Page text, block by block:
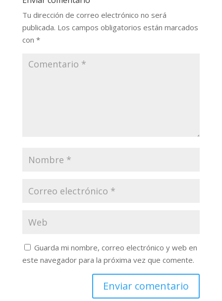
Tu dirección de correo electrónico no será
publicada. Los campos obligatorios están marcados
con *
Guarda mi nombre, correo electrónico y web en
este navegador para la próxima vez que comente.